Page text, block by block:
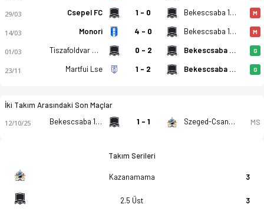
29/03 Csepel FC 1 - 0 Bekescsaba 1912 Elore II M
14/03 Monori 4 - 0 Bekescsaba 1912 Elore II M
01/03 Tiszafoldvar Vse 0 - 2 Bekescsaba 1912 Elore II G
23/11 Martfui Lse 1 - 2 Bekescsaba 1912 Elore II G
İki Takım Arasındaki Son Maçlar
12/10/25 Bekescsaba 1912 Elore II 1 - 1 Szeged-Csanad Grosics Akademia II MS
Takım Serileri
Kazanamama 3
2.5 Üst 3